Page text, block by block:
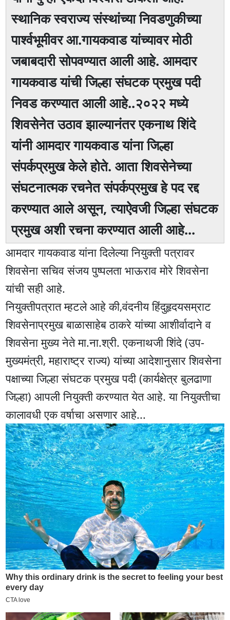
स्थानिक स्वराज्य संस्थांच्या निवडणुकीच्या
पार्श्वभूमीवर आ.गायकवाड यांच्यावर मोठी
जबाबदारी सोपवण्यात आली आहे. आमदार
गायकवाड यांची जिल्हा संघटक प्रमुख पदी
निवड करण्यात आली आहे..२०२२ मध्ये
शिवसेनेत उठाव झाल्यानंतर एकनाथ शिंदे
यांनी आमदार गायकवाड यांना जिल्हा
संपर्कप्रमुख केले होते. आता शिवसेनेच्या
संघटनात्मक रचनेत संपर्कप्रमुख हे पद रद्द
करण्यात आले असून, त्याऐवजी जिल्हा संघटक
प्रमुख अशी रचना करण्यात आली आहे...
आमदार गायकवाड यांना दिलेल्या नियुक्ती पत्रावर
शिवसेना सचिव संजय पुष्पलता भाऊराव मोरे शिवसेना
यांची सही आहे.
नियुक्तीपत्रात म्हटले आहे की,वंदनीय हिंदुहृदयसम्राट
शिवसेनाप्रमुख बाळासाहेब ठाकरे यांच्या आशीर्वादाने व
शिवसेना मुख्य नेते मा.ना.श्री. एकनाथजी शिंदे (उप-
मुख्यमंत्री, महाराष्ट्र राज्य) यांच्या आदेशानुसार शिवसेना
पक्षाच्या जिल्हा संघटक प्रमुख पदी (कार्यक्षेत्र बुलढाणा
जिल्हा) आपली नियुक्ती करण्यात येत आहे. या नियुक्तीचा
कालावधी एक वर्षाचा असणार आहे...